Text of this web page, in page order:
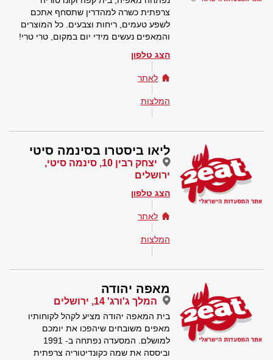
צרפתית כשרה למהדרין שתסחף אתכם
לשפע טעמים, ריחות וצבעים. כל המוצרים
והמאפים נעשים מידי יום במקום, טרי טרי!
הצג טלפון
לאתר
המלצות
ליאו ביסטרו בסינמה סיטי
יצחק רבין 10, סינמה סיטי,
ירושלים
הצג טלפון
לאתר
המלצות
מאפה יהודה
המלך ג'ורג' 14, ירושלים
בית המאפה יהודה מציע לקהל לקוחותיו
מאפים משובחים שיהפכו את יומכם
למושלם. המסעדה נפתחה ב- 1991
וביססה את שמה כקונדיטוריה צרפתית